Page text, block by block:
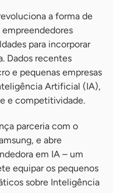
a forma de
para incorporar
Dados recentes
e pequenas empresas
Artificial (IA),
e competitividade.
parceria com o
e abre
em IA – um
equipar os pequenos
sobre Inteligência